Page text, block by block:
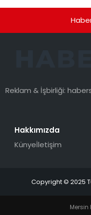
Reklam & İşbirliği:
Hakkımızda
Künyeİletişim
Copyright © 2025
Mersin